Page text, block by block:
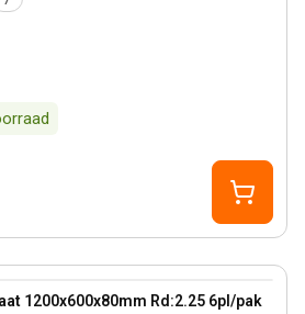
1200x600x80mm Rd:2.25 6pl/pak